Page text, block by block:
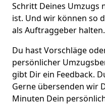
Schritt Deines Umzugs
ist. Und wir können so
als Auftraggeber halten.
Du hast Vorschläge
persönlicher
gibt Dir ein Feedback.
Gerne übersenden wir
Minuten Dein